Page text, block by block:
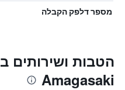
מספר דלפק הקבלה
Amagasaki